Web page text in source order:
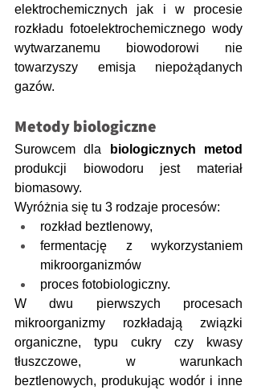
elektrochemicznych jak i w procesie
rozkładu fotoelektrochemicznego wody
wytwarzanemu biowodorowi nie
towarzyszy emisja niepożądanych
gazów.
Metody biologiczne
Surowcem dla
biologicznych metod
produkcji biowodoru jest materiał
biomasowy.
Wyróżnia się tu 3 rodzaje procesów:
rozkład beztlenowy,
fermentację z wykorzystaniem
mikroorganizmów
proces fotobiologiczny.
W dwu pierwszych procesach
mikroorganizmy rozkładają związki
organiczne, typu cukry czy kwasy
tłuszczowe, w warunkach
beztlenowych, produkując wodór i inne